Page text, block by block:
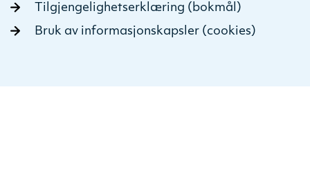
Tilgjengelighetserklæring (bokmål)
Bruk av informasjonskapsler (cookies)